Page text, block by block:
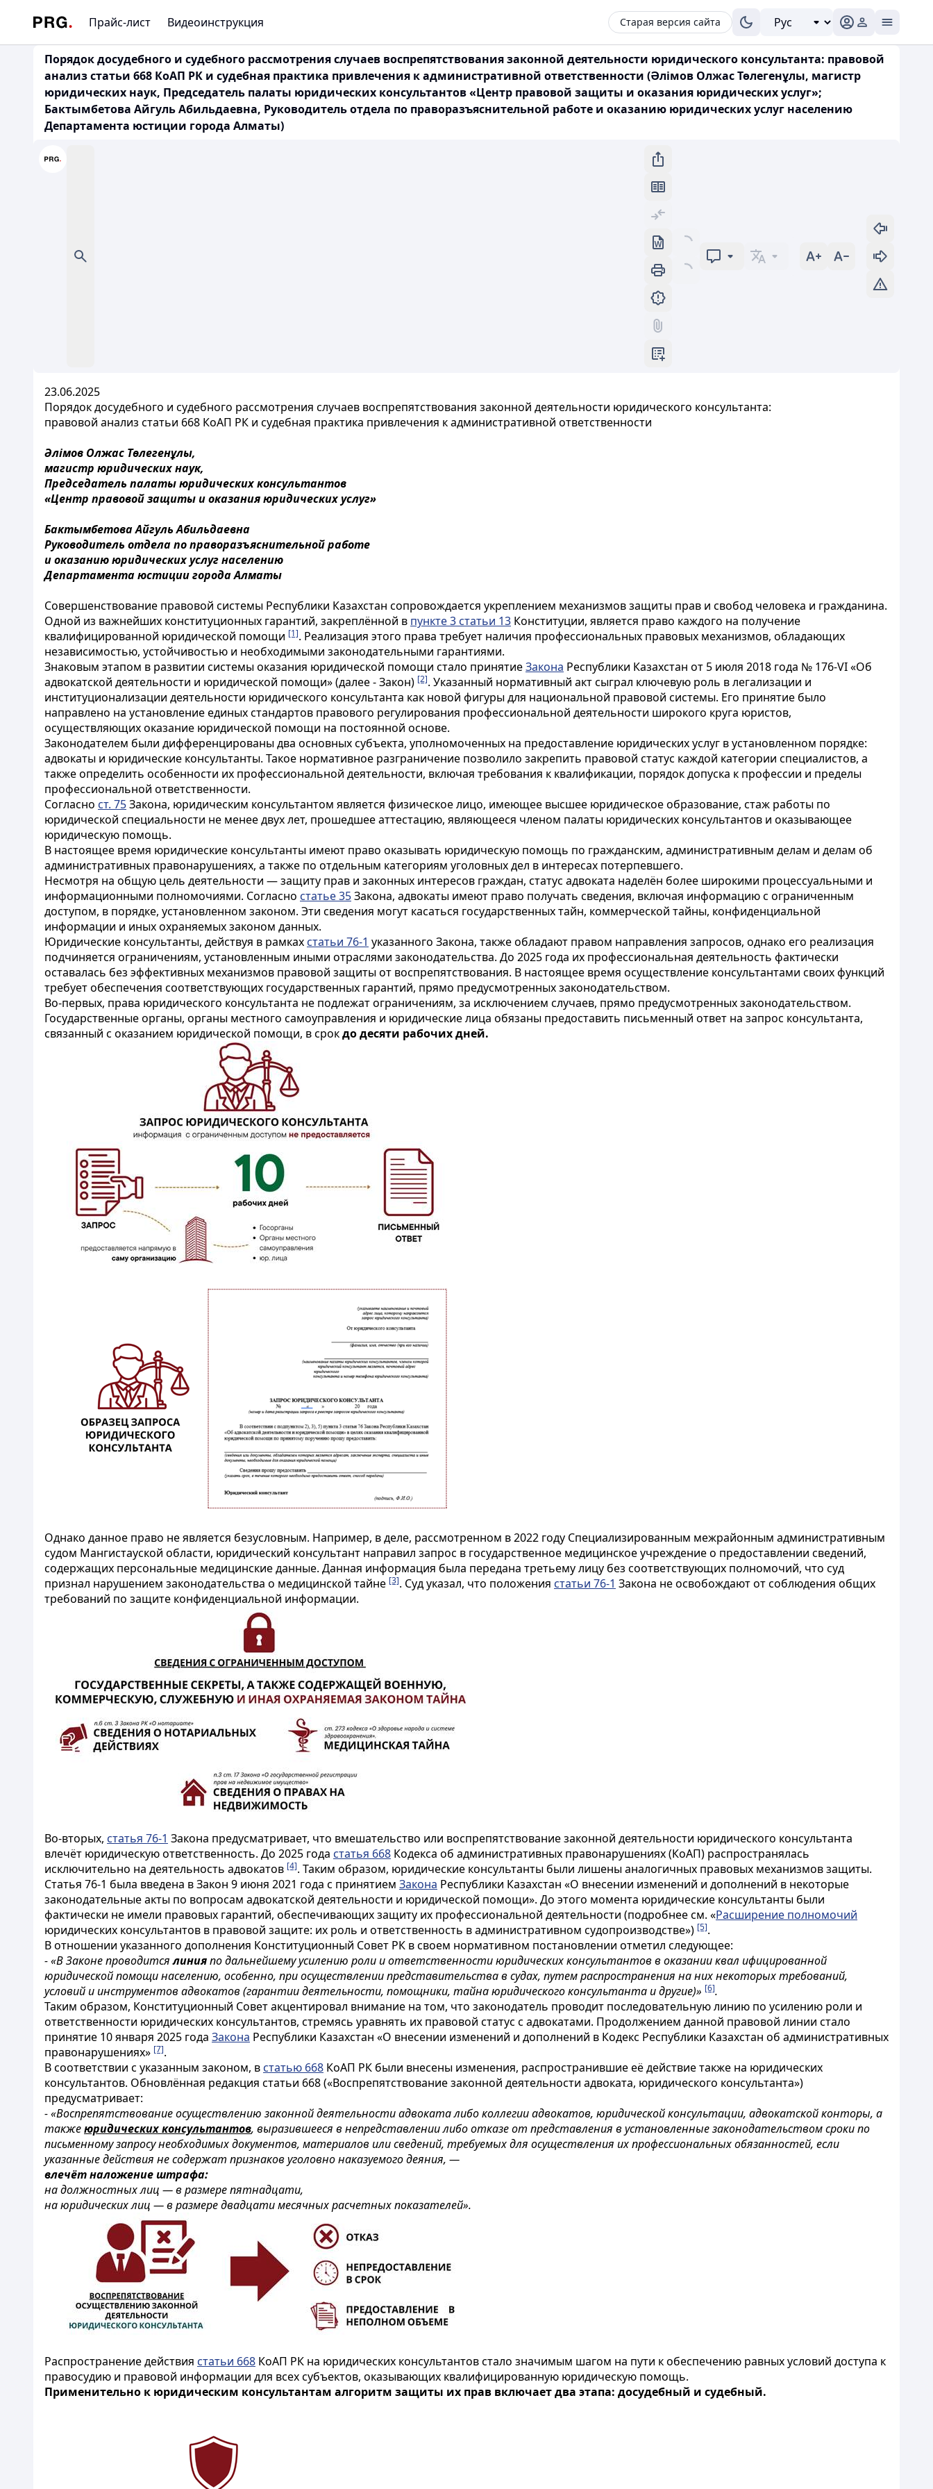
Прайс-лист Видеоинструкция Старая версия сайта
Порядок досудебного и судебного рассмотрения случаев воспрепятствования законной деятельности юридического консультанта: правовой
анализ статьи 668 КоАП РК и судебная практика привлечения к административной ответственности (Әлімов Олжас Төлегенұлы, магистр
юридических наук, Председатель палаты юридических консультантов «Центр правовой защиты и оказания юридических услуг»;
Бактымбетова Айгуль Абильдаевна, Руководитель отдела по праворазъяснительной работе и оказанию юридических услуг населению
Департамента юстиции города Алматы)
23.06.2025
Порядок досудебного и судебного рассмотрения случаев воспрепятствования законной деятельности юридического консультанта:
правовой анализ статьи 668 КоАП РК и судебная практика привлечения к административной ответственности
Әлімов Олжас Төлегенұлы,
магистр юридических наук,
Председатель палаты юридических консультантов
«Центр правовой защиты и оказания юридических услуг»
Бактымбетова Айгуль Абильдаевна
Руководитель отдела по праворазъяснительной работе
и оказанию юридических услуг населению
Департамента юстиции города Алматы
Совершенствование правовой системы Республики Казахстан сопровождается укреплением механизмов защиты прав и свобод человека и гражданина.
Одной из важнейших конституционных гарантий, закреплённой в пункте 3 статьи 13 Конституции, является право каждого на получение
квалифицированной юридической помощи [1]. Реализация этого права требует наличия профессиональных правовых механизмов, обладающих
независимостью, устойчивостью и необходимыми законодательными гарантиями.
Знаковым этапом в развитии системы оказания юридической помощи стало принятиеЗакона Республики Казахстан от 5 июля 2018 года № 176-VI «Об
адвокатской деятельности и юридической помощи» (далее - Закон) [2]. Указанный нормативный акт сыграл ключевую роль в легализации и
институционализации деятельности юридического консультанта как новой фигуры для национальной правовой системы. Его принятие было
направлено на установление единых стандартов правового регулирования профессиональной деятельности широкого круга юристов,
осуществляющих оказание юридической помощи на постоянной основе.
Законодателем были дифференцированы два основных субъекта, уполномоченных на предоставление юридических услуг в установленном порядке:
адвокаты и юридические консультанты. Такое нормативное разграничение позволило закрепить правовой статус каждой категории специалистов, а
также определить особенности их профессиональной деятельности, включая требования к квалификации, порядок допуска к профессии и пределы
профессиональной ответственности.
Согласно ст. 75Закона, юридическим консультантом является физическое лицо, имеющее высшее юридическое образование, стаж работы по
юридической специальности не менее двух лет, прошедшее аттестацию, являющееся членом палаты юридических консультантов и оказывающее
юридическую помощь.
В настоящее время юридические консультанты имеют право оказывать юридическую помощь по гражданским, административным делам и делам об
административных правонарушениях, а также по отдельным категориям уголовных дел в интересах потерпевшего.
Несмотря на общую цель деятельности — защиту прав и законных интересов граждан, статус адвоката наделён более широкими процессуальными и
информационными полномочиями. Согласно статье 35Закона, адвокаты имеют право получать сведения, включая информацию с ограниченным
доступом, в порядке, установленном законом. Эти сведения могут касаться государственных тайн, коммерческой тайны, конфиденциальной
информации и иных охраняемых законом данных.
Юридические консультанты, действуя в рамках статьи 76-1 указанного Закона, также обладают правом направления запросов, однако его реализация
подчиняется ограничениям, установленным иными отраслями законодательства. До 2025 года их профессиональная деятельность фактически
оставалась без эффективных механизмов правовой защиты от воспрепятствования. В настоящее время осуществление консультантами своих функций
требует обеспечения соответствующих государственных гарантий, прямо предусмотренных законодательством.
Во-первых, права юридического консультанта не подлежат ограничениям, за исключением случаев, прямо предусмотренных законодательством.
Государственные органы, органы местного самоуправления и юридические лица обязаны предоставить письменный ответ на запрос консультанта,
связанный с оказанием юридической помощи, в срокдо десяти рабочих дней.
Однако данное право не является безусловным. Например, в деле, рассмотренном в 2022 году Специализированным межрайонным административным
судом Мангистауской области, юридический консультант направил запрос в государственное медицинское учреждение о предоставлении сведений,
содержащих персональные медицинские данные. Данная информация была передана третьему лицу без соответствующих полномочий, что суд
признал нарушением законодательства о медицинской тайне [3]. Суд указал, что положения статьи 76-1 Закона не освобождают от соблюдения общих
требований по защите конфиденциальной информации.
Во-вторых, статья 76-1 Закона предусматривает, что вмешательство или воспрепятствование законной деятельности юридического консультанта
влечёт юридическую ответственность. До 2025 года статья 668 Кодекса об административных правонарушениях (КоАП) распространялась
исключительно на деятельность адвокатов [4]. Таким образом, юридические консультанты были лишены аналогичных правовых механизмов защиты.
Статья 76-1 была введена в Закон 9 июня 2021 года с принятием Закона Республики Казахстан «О внесении изменений и дополнений в некоторые
законодательные акты по вопросам адвокатской деятельности и юридической помощи». До этого момента юридические консультанты были
фактически не имели правовых гарантий, обеспечивающих защиту их профессиональной деятельности (подробнее см. «Расширение полномочий
юридических консультантов в правовой защите: их роль и ответственность в административном судопроизводстве») [5].
В отношении указанного дополнения Конституционный Совет РК в своем нормативном постановлении отметил следующее:
- «В Законе проводитсялинияпо дальнейшему усилению роли и ответственности юридических консультантов в оказании квал ифицированной
юридической помощи населению, особенно, при осуществлении представительства в судах, путем распространения на них некоторых требований,
условий и инструментов адвокатов (гарантии деятельности, помощники, тайна юридического консультанта и другие)» [6].
Таким образом, Конституционный Совет акцентировал внимание на том, что законодатель проводит последовательную линию по усилению роли и
ответственности юридических консультантов, стремясь уравнять их правовой статус с адвокатами. Продолжением данной правовой линии стало
принятие 10 января 2025 года Закона Республики Казахстан «О внесении изменений и дополнений в Кодекс Республики Казахстан об административных
правонарушениях» [7].
В соответствии с указанным законом, в статью 668 КоАП РК были внесены изменения, распространившие её действие также на юридических
консультантов. Обновлённая редакция статьи 668 («Воспрепятствование законной деятельности адвоката, юридического консультанта»)
предусматривает:
- «Воспрепятствование осуществлению законной деятельности адвоката либо коллегии адвокатов, юридической консультации, адвокатской конторы, а
такжеюридических консультантов, выразившееся в непредставлении либо отказе от представления в установленные законодательством сроки по
письменному запросу необходимых документов, материалов или сведений, требуемых для осуществления их профессиональных обязанностей, если
указанные действия не содержат признаков уголовно наказуемого деяния, —
влечёт наложение штрафа:
на должностных лиц — в размере пятнадцати,
на юридических лиц — в размере двадцати месячных расчетных показателей».
Распространение действия статьи 668 КоАП РК на юридических консультантов стало значимым шагом на пути к обеспечению равных условий доступа к
правосудию и правовой информации для всех субъектов, оказывающих квалифицированную юридическую помощь.
Применительно к юридическим консультантам алгоритм защиты их прав включает два этапа: досудебный и судебный.